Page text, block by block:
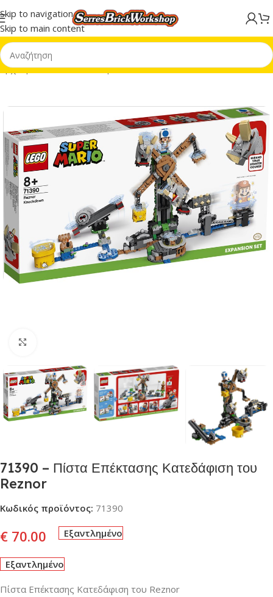
Skip to navigation
Skip to main content
Αρχική σελίδα/LEGO® Super Mario™
71390 – Πίστα Επέκτασης Κατεδάφιση του
Reznor
Κωδικός προϊόντος: 71390
€ 70.00 Εξαντλημένο
Εξαντλημένο
Πίστα Επέκτασης Κατεδάφιση του Reznor